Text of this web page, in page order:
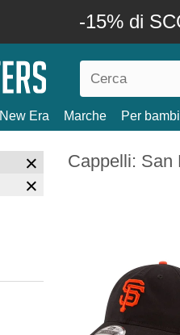
-15% di
New Era Marche Per
Cappelli: San